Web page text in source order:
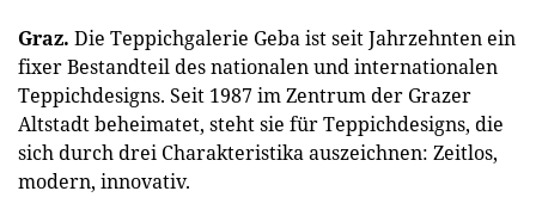
Graz. Die Teppichgalerie Geba ist seit Jahrzehnten ein
fixer Bestandteil des nationalen und internationalen
Teppichdesigns. Seit 1987 im Zentrum der Grazer
Altstadt beheimatet, steht sie für Teppichdesigns, die
sich durch drei Charakteristika auszeichnen: Zeitlos,
modern, innovativ.